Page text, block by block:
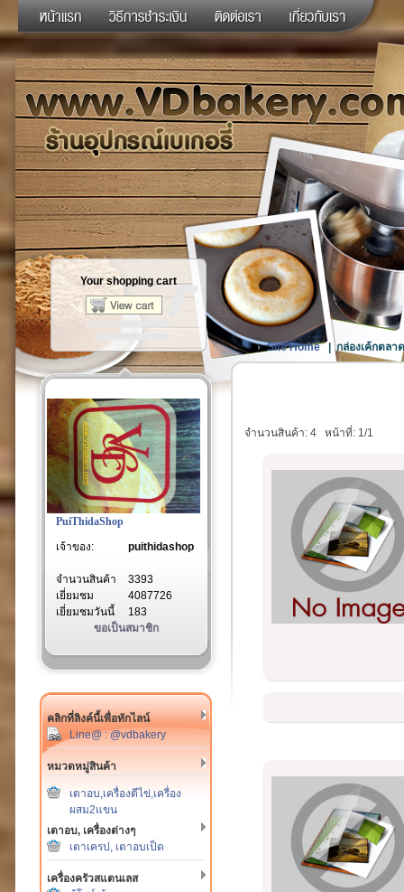
Your shopping cart
PuiThidaShop
เจ้าของ:
puithidashop
จำนวนสินค้า
3393
เยี่ยมชม
4087726
เยี่ยมชมวันนี้
183
ขอเป็นสมาชิก
คลิกที่ลิงค์นี้เพื่อทักไลน์
Line@ : @vdbakery
หมวดหมู่สินค้า
เตาอบ,เครื่องตีไข่,เครื่อง
ผสม2แขน
เตาอบ, เครื่องต่างๆ
เตาเครป, เตาอบเป็ด
เครื่องครัวสแตนเลส
Site Home|กล่องเค้กตลาด
จำนวนสินค้า: 4 หน้าที่: 1/1